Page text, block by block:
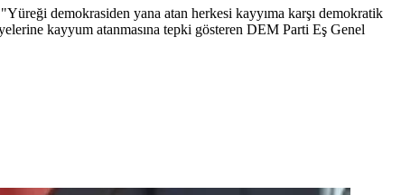
demokrasiden yana atan herkesi kayyıma karşı demokratik
kayyum atanmasına tepki gösteren DEM Parti Eş Genel